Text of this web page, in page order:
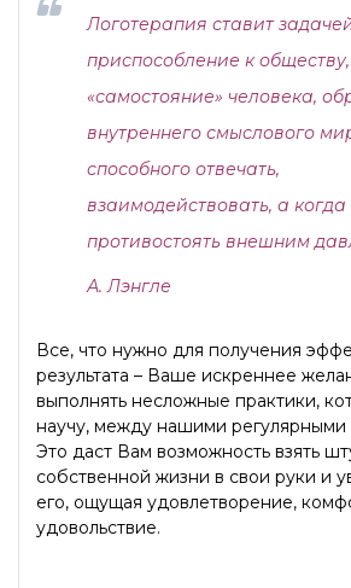
Логотерапия ставит
приспособление к
«самостояние» человека,
внутреннего смыслового
способного отвечать,
взаимодействовать, а когда
противостоять внешним
А. Лэнгле
Все, что нужно для получения
результата – Ваше искреннее
выполнять несложные практики,
научу, между нашими регулярными
Это даст Вам возможность взять
собственной жизни в свои руки и
его, ощущая удовлетворение,
удовольствие.